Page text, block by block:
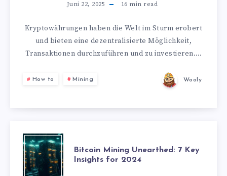
Juni 22, 2025 16 min read
Kryptowährungen haben die Welt im Sturm erobert
und bieten eine dezentralisierte Möglichkeit,
Transaktionen durchzuführen und zu investieren….
How to Mining Wooly
Bitcoin Mining Unearthed: 7 Key
Insights for 2024